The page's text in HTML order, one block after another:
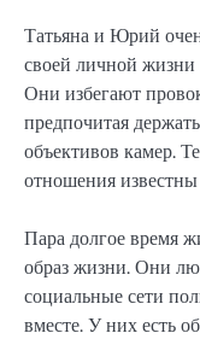
Татьяна и Юрий
своей личной
Они избегают
предпочитая
объективов камер.
отношения
Пара долгое время
образ жизни. Они
социальные сети
вместе. У них есть